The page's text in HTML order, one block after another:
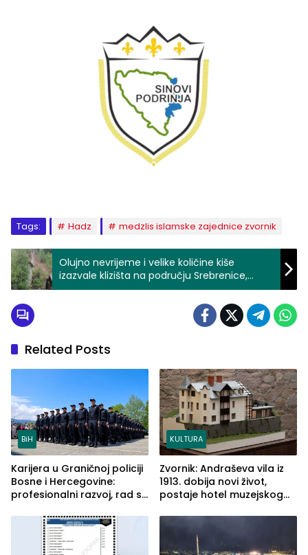
Tags: Hadz medzlis islamske zajednice zvornik
Olujno nevrijeme i velike količine kiše
izazvale klizišta na području Srebrenice,
ugroženo nekoliko kuća (FOTO)
Related Posts
BiH
Karijera u Graničnoj policiji
Bosne i Hercegovine:
profesionalni razvoj, rad sa
služba građanima
KULTURA
Zvornik: Andraševa vila iz
1913. dobija novi život,
postaje hotel muzejskog